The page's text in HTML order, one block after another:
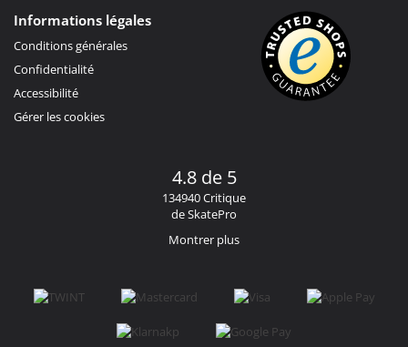
Informations légales
Conditions générales
Confidentialité
Accessibilité
Gérer les cookies
4.8 de 5
134940 Critique
de SkatePro
Montrer plus